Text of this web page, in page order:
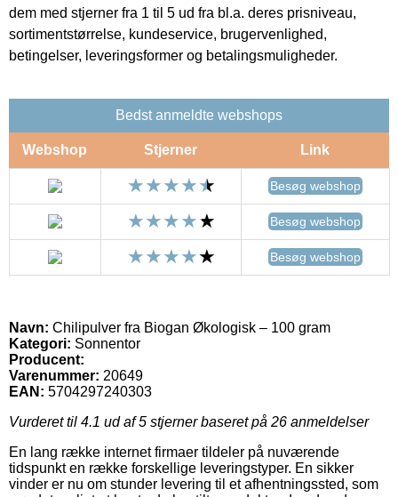
dem med stjerner fra 1 til 5 ud fra bl.a. deres prisniveau,
sortimentstørrelse, kundeservice, brugervenlighed,
betingelser, leveringsformer og betalingsmuligheder.
Bedst anmeldte webshops
Webshop Stjerner Link
Besøg webshop
Besøg webshop
Besøg webshop
Navn: Chilipulver fra Biogan Økologisk – 100 gram
Kategori: Sonnentor
Producent:
Varenummer: 20649
EAN: 5704297240303
Vurderet til 4.1 ud af 5 stjerner baseret på 26 anmeldelser
En lang række internet firmaer tildeler på nuværende
tidspunkt en række forskellige leveringstyper. En sikker
vinder er nu om stunder levering til et afhentningssted, som